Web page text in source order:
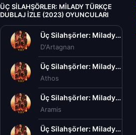
ÜÇ SILAHŞÖRLER: MILADY TÜRKÇE
DUBLAJ IZLE (2023) OYUNCULARI
Üç Silahşörler: Milady Türkçe Dublaj izle (2023)
D'Artagnan
Üç Silahşörler: Milady Türkçe Dublaj izle (2023)
Athos
Üç Silahşörler: Milady Türkçe Dublaj izle (2023)
Aramis
Üç Silahşörler: Milady Türkçe Dublaj izle (2023)